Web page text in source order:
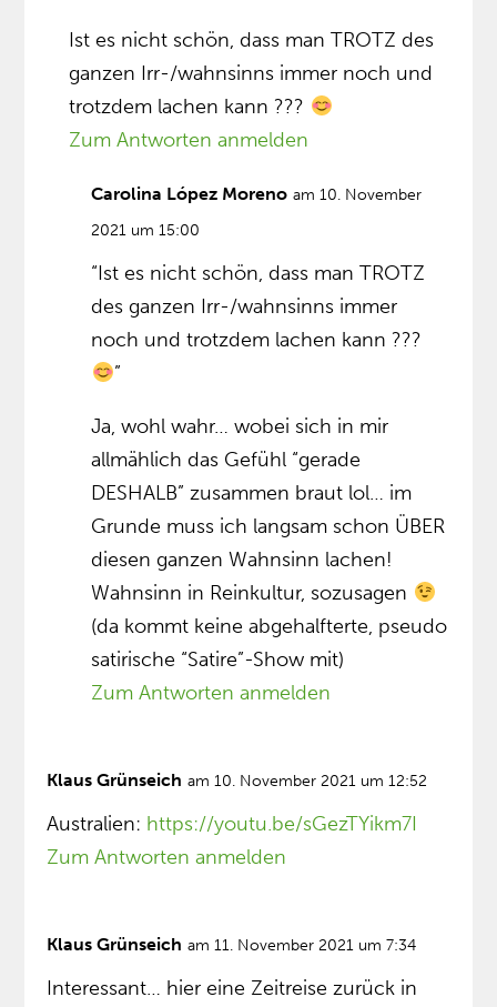
Ist es nicht schön, dass man TROTZ des
ganzen Irr-/wahnsinns immer noch und
trotzdem lachen kann ???
Zum Antworten anmelden
Carolina López Moreno am 10. November
2021 um 15:00
“Ist es nicht schön, dass man TROTZ
des ganzen Irr-/wahnsinns immer
noch und trotzdem lachen kann ???
”
Ja, wohl wahr… wobei sich in mir
allmählich das Gefühl “gerade
DESHALB” zusammen braut lol… im
Grunde muss ich langsam schon ÜBER
diesen ganzen Wahnsinn lachen!
Wahnsinn in Reinkultur, sozusagen
(da kommt keine abgehalfterte, pseudo
satirische “Satire”-Show mit)
Zum Antworten anmelden
Klaus Grünseich am 10. November 2021 um 12:52
Australien: https://youtu.be/sGezTYikm7I
Zum Antworten anmelden
Klaus Grünseich am 11. November 2021 um 7:34
Interessant… hier eine Zeitreise zurück in